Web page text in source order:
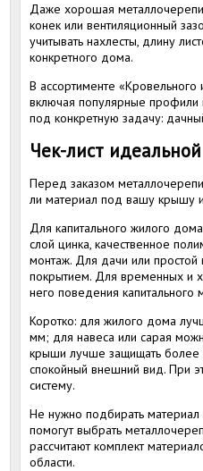
Даже хорошая
конек или вентиляционный
учитывать нахлесты, длину
конкретного дома.
В ассортименте
включая популярные профили
под конкретную задачу:
Чек-лист
Перед заказом
ли материал под вашу крышу и
Для капитального жилого
слой цинка, качественное
монтаж. Для дачи или
покрытием. Для временных и
него поведения капитального
Коротко: для жилого дома
мм; для навеса или сарая
крыши лучше защищать более
спокойный внешний вид. При
систему.
Не нужно подбирать
помогут выбрать
рассчитают комплект
области.